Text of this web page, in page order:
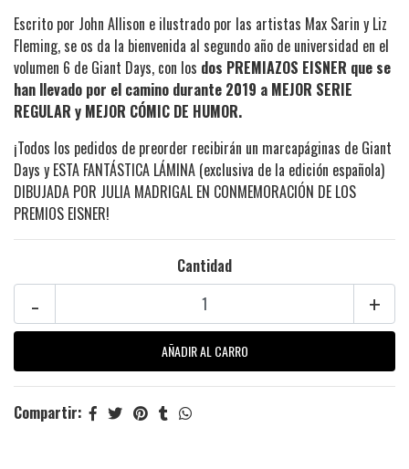
Escrito por John Allison e ilustrado por las artistas Max Sarin y Liz
Fleming, se os da la bienvenida al segundo año de universidad en el
volumen 6 de Giant Days, con los dos PREMIAZOS EISNER que se
han llevado por el camino durante 2019 a MEJOR SERIE
REGULAR y MEJOR CÓMIC DE HUMOR.
¡Todos los pedidos de preorder recibirán un marcapáginas de Giant
Days y ESTA FANTÁSTICA LÁMINA (exclusiva de la edición española)
DIBUJADA POR JULIA MADRIGAL EN CONMEMORACIÓN DE LOS
PREMIOS EISNER!
Cantidad
+
-
Compartir: